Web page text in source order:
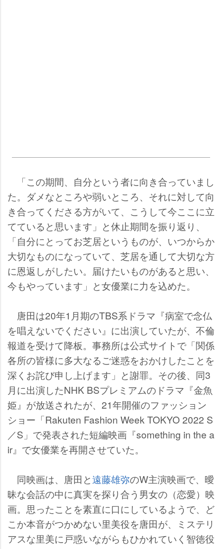
「この期間、自分という者に向き合っていまし
た。ダメなところや弱いところ、それに対して向
き合ってくださる方がいて、こうして今ここに立
てていると思います」と休止期間を振り返り、
「自分にとってお芝居というものが、いつからか
大切なものになっていて、芝居を通して大切な方
に恩返しがしたい。届けたいものがあると思い、
今もやっています」と女優業に力を込めた。
唐田は20年1月期のTBS系ドラマ『病室で念仏
を唱えないでください』に出演していたが、不倫
報道を受けて降板。事務所は公式サイトで「関係
各所の皆様に多大なるご迷惑をおかけしたことを
深くお詫び申し上げます」と謝罪。その後、同3
月に出演したNHK BSプレミアムのドラマ『金魚
姫』が放送されたが、21年開催のファッション
ショー「Rakuten Fashion Week TOKYO 2022 S
／S」で発表された短編映画『something in the a
ir』で女優業を再開させていた。
同映画は、唐田と遠藤雄弥のW主演映画で、曖
昧な会話の中に真実を探り合う男女の（恋愛）映
画。思ったことを素直に口にしているようで、ど
こか本音がつかめない里美役を唐田が、ミステリ
アスな里美に戸惑いながらもひかれていく智徳役